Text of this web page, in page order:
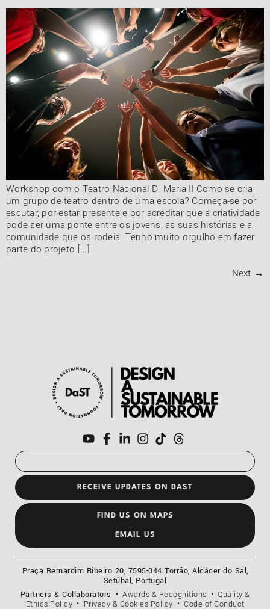
Workshop com o Teatro Nacional D. Maria II Como se cria
um grupo de teatro dentro de uma escola? Começa-se por
escutar, por estar presente e por acreditar que a criatividade
pode ser uma ponte entre os jovens, as suas histórias e a
comunidade que os rodeia. Tenho muito orgulho em fazer
parte do projeto […]
Next →
RECEIVE UPDATES ON DAST
FIND US ON MAPS
EMAIL US
Praça Bernardim Ribeiro 20, 7595-044 Torrão, Alcácer do Sal,
Setúbal, Portugal
Partners & Collaborators • Awards & Recognitions • Quality &
Ethics Policy • Privacy & Cookies Policy • Code of Conduct